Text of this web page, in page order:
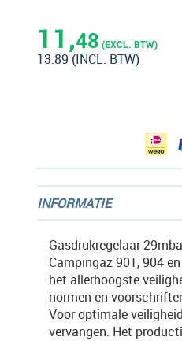
11,48 (EXCL. BTW)
13.89 (INCL. BTW)
het
begin
van
INFORMATIE
Gasdrukregelaar
Campingaz 901, 904
het allerhoogste
normen en
Voor optimale
vervangen. Het